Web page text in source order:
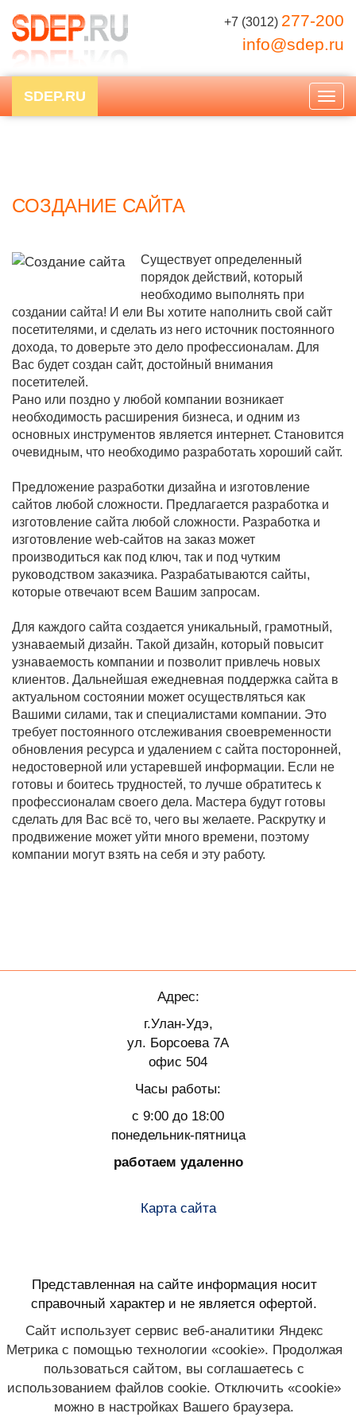
+7 (3012) 277-200
info@sdep.ru
SDEP.RU
СОЗДАНИЕ САЙТА
Существует определенный
порядок действий, который
необходимо выполнять при
создании сайта! И ели Вы хотите наполнить свой сайт
посетителями, и сделать из него источник постоянного
дохода, то доверьте это дело профессионалам. Для
Вас будет создан сайт, достойный внимания
посетителей.
Рано или поздно у любой компании возникает
необходимость расширения бизнеса, и одним из
основных инструментов является интернет. Становится
очевидным, что необходимо разработать хороший сайт.
Предложение разработки дизайна и изготовление
сайтов любой сложности. Предлагается разработка и
изготовление сайта любой сложности. Разработка и
изготовление web-сайтов на заказ может
производиться как под ключ, так и под чутким
руководством заказчика. Разрабатываются сайты,
которые отвечают всем Вашим запросам.
Для каждого сайта создается уникальный, грамотный,
узнаваемый дизайн. Такой дизайн, который повысит
узнаваемость компании и позволит привлечь новых
клиентов. Дальнейшая ежедневная поддержка сайта в
актуальном состоянии может осуществляться как
Вашими силами, так и специалистами компании. Это
требует постоянного отслеживания своевременности
обновления ресурса и удалением с сайта посторонней,
недостоверной или устаревшей информации. Если не
готовы и боитесь трудностей, то лучше обратитесь к
профессионалам своего дела. Мастера будут готовы
сделать для Вас всё то, чего вы желаете. Раскрутку и
продвижение может уйти много времени, поэтому
компании могут взять на себя и эту работу.
Адрес:
г.Улан-Удэ,
ул. Борсоева 7А
офис 504
Часы работы:
с 9:00 до 18:00
понедельник-пятница
работаем удаленно
Карта сайта
Представленная на сайте информация носит
справочный характер и не является офертой.
Сайт использует сервис веб-аналитики Яндекс
Метрика с помощью технологии «cookie». Продолжая
пользоваться сайтом, вы соглашаетесь с
использованием файлов cookie. Отключить «cookie»
можно в настройках Вашего браузера.